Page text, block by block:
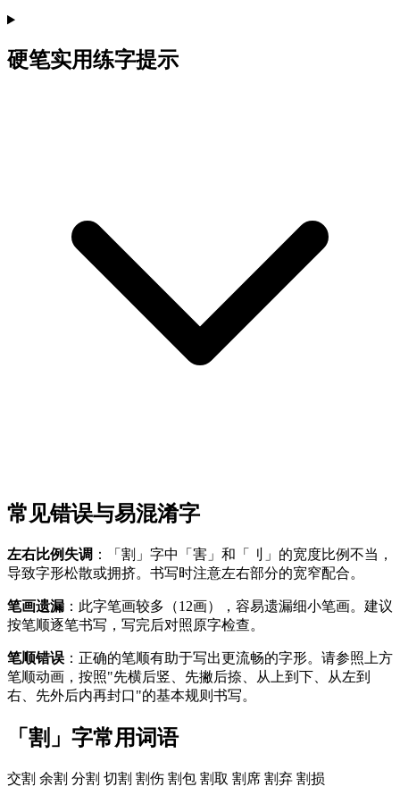
硬笔实用练字提示
常见错误与易混淆字
左右比例失调 ：「割」字中「害」和「刂」的宽度比例不当，
导致字形松散或拥挤。书写时注意左右部分的宽窄配合。
笔画遗漏 ：此字笔画较多（12画），容易遗漏细小笔画。建议
按笔顺逐笔书写，写完后对照原字检查。
笔顺错误 ：正确的笔顺有助于写出更流畅的字形。请参照上方
笔顺动画，按照"先横后竖、先撇后捺、从上到下、从左到
右、先外后内再封口"的基本规则书写。
「割」字常用词语
交割 余割 分割 切割 割伤 割包 割取 割席 割弃 割损